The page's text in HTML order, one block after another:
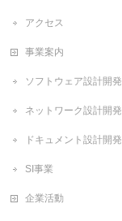
アクセス
事業案内
ソフトウェア設計開発
ネットワーク設計開発
ドキュメント設計開発
SI事業
企業活動